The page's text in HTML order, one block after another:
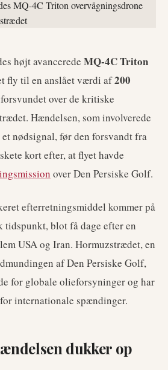
højt avancerede MQ-4C Triton
fly til en anslået værdi af200
over de kritiske
Hændelsen, som involverede
nødsignal, før den forsvandt fra
kort efter, at flyet havde
over Den Persiske Golf.
efterretningsmiddel kommer på
blot få dage efter en
USA og Iran. Hormuzstrædet, en
af Den Persiske Golf,
for globale olieforsyninger og har
internationale spændinger.
dukker op